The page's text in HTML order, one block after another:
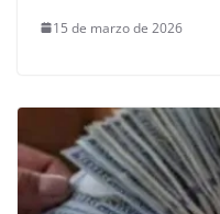
15 de marzo de 2026